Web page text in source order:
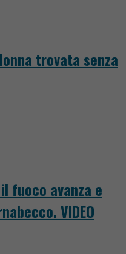
trovata senza
fuoco avanza e
VIDEO